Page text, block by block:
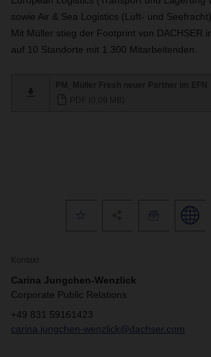
sowie Air & Sea Logistics (Luft- und
Mit Müller stieg der Footprint von DACHSER
auf 10 Standorte mit 1.300 Mitarbeitenden.
Kontakt
Carina Jungchen-Wenzlick
Corporate Public Relations
+49 831 59161423
carina.jungchen-wenzlick@dachser.com